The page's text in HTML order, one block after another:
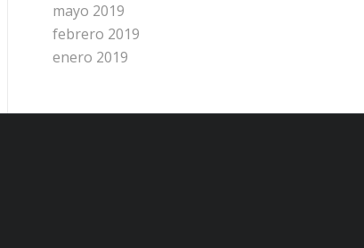
mayo 2019
febrero 2019
enero 2019